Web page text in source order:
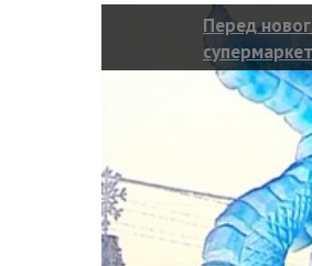
Перед